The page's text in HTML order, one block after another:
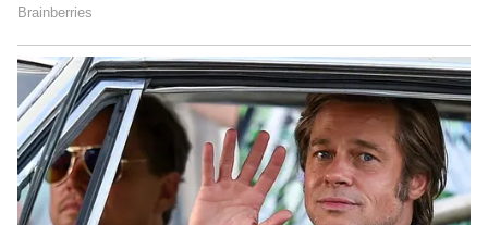
சேப்பாக் சூப்பர் கில்லீஸ்
திருப்பூர் தமிழன்ஸ் அபார
வெற்றி!